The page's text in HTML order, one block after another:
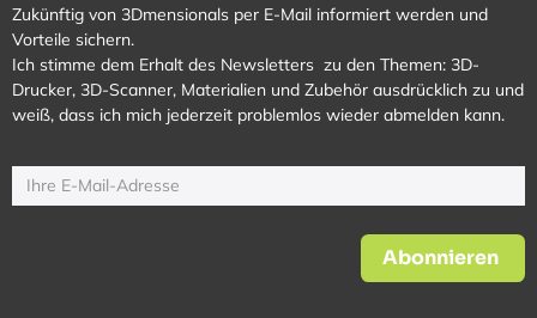
Zukünftig von 3Dmensionals per E-Mail informiert werden und
Vorteile sichern.
Ich stimme dem Erhalt des Newsletters zu den Themen: 3D-
Drucker, 3D-Scanner, Materialien und Zubehör ausdrücklich zu und
weiß, dass ich mich jederzeit problemlos wieder abmelden kann.
Abonnieren